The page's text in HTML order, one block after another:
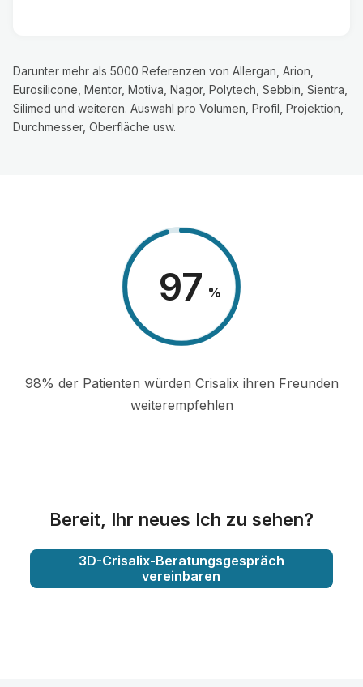
Darunter mehr als 5000 Referenzen von Allergan, Arion,
Eurosilicone, Mentor, Motiva, Nagor, Polytech, Sebbin, Sientra,
Silimed und weiteren. Auswahl pro Volumen, Profil, Projektion,
Durchmesser, Oberfläche usw.
98 %
98% der Patienten würden Crisalix ihren Freunden
weiterempfehlen
Bereit, Ihr neues Ich zu sehen?
3D-Crisalix-Beratungsgespräch
vereinbaren